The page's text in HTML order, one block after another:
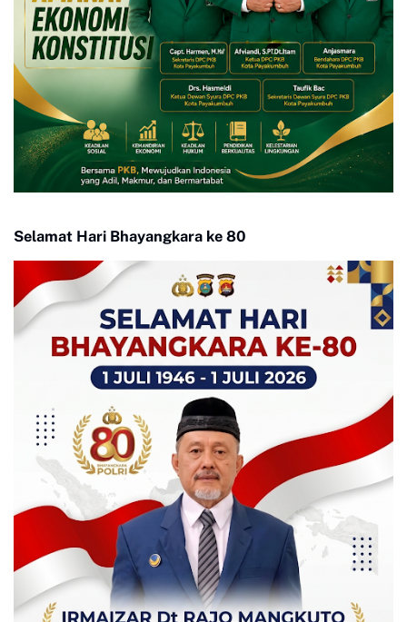
Selamat Hari Bhayangkara ke 80